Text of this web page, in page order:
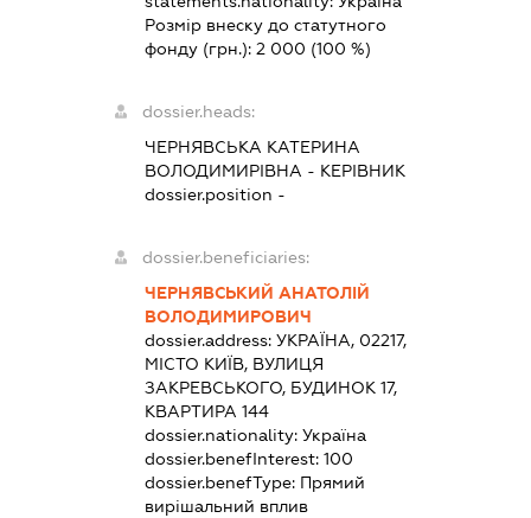
Розмір внеску до статутного
фонду (грн.): 2 000 (100 %)
dossier.heads:
ЧЕРНЯВСЬКА КАТЕРИНА
ВОЛОДИМИРІВНА - КЕРІВНИК
dossier.position -
dossier.beneficiaries:
ЧЕРНЯВСЬКИЙ АНАТОЛІЙ
ВОЛОДИМИРОВИЧ
dossier.address: УКРАЇНА, 02217,
МІСТО КИЇВ, ВУЛИЦЯ
ЗАКРЕВСЬКОГО, БУДИНОК 17,
КВАРТИРА 144
dossier.nationality: Україна
dossier.benefInterest: 100
dossier.benefType: Прямий
вирішальний вплив